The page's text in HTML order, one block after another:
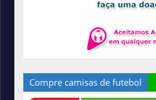
Compre camisas de futebol